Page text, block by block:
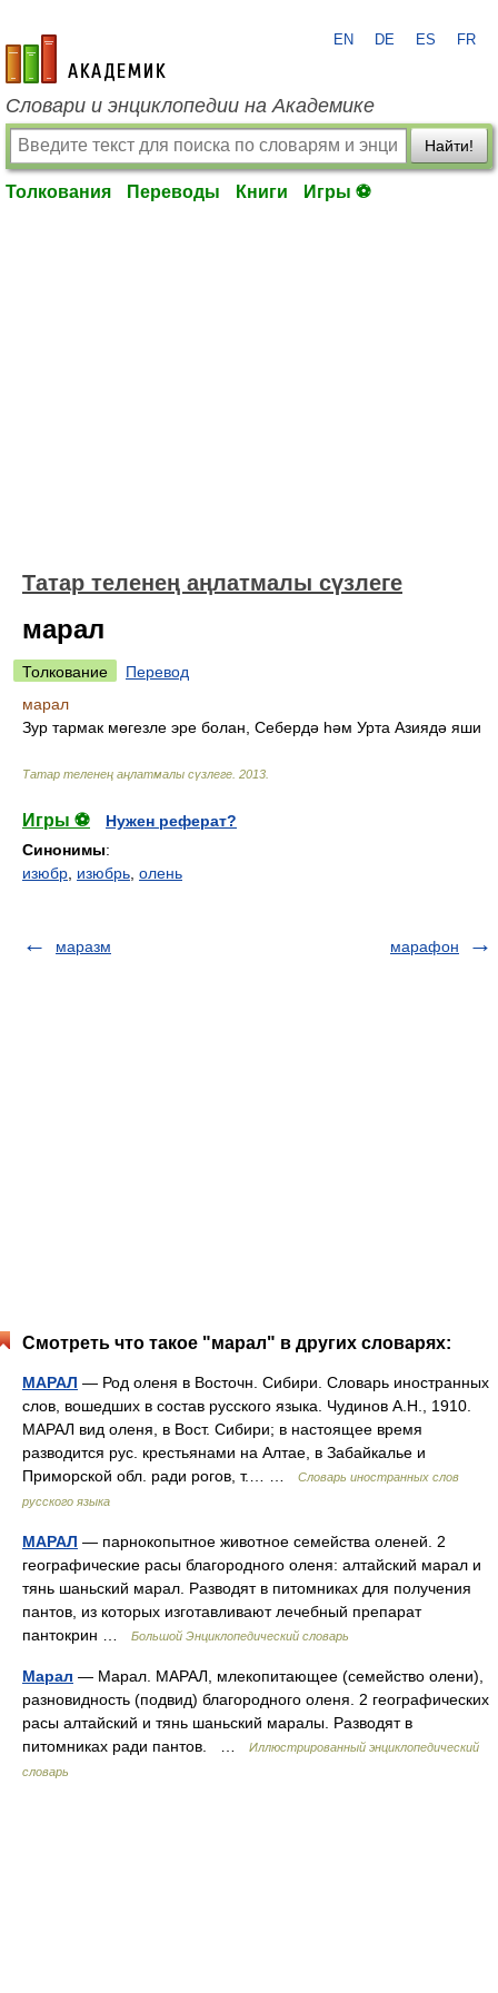
academic.ru
EN DE ES FR
Словари и энциклопедии на Академике
Найти!
Толкования Переводы Книги Игры ⚽
Татар теленең аңлатмалы сүзлеге
марал
Толкование
Перевод
марал
Зур тармак мөгезле эре болан, Себердә һәм Урта Азиядә яши
Татар теленең аңлатмалы сүзлеге 2013
Игры ⚽
Нужен реферат?
Синонимы:
изюбр изюбрь олень
маразм марафон
Смотреть что такое "марал" в других словарях:
МАРАЛ — Род оленя в Восточн. Сибири. Словарь иностранных
слов, вошедших в состав русского языка. Чудинов А.Н., 1910.
МАРАЛ вид оленя, в Вост. Сибири; в настоящее время
разводится рус. крестьянами на Алтае, в Забайкалье и
Приморской обл. ради рогов, т.… …
Словарь иностранных слов
русского языка
МАРАЛ — парнокопытное животное семейства оленей. 2
географические расы благородного оленя: алтайский марал и
тянь шаньский марал. Разводят в питомниках для получения
пантов, из которых изготавливают лечебный препарат
пантокрин …
Большой Энциклопедический словарь
Марал — Марал. МАРАЛ, млекопитающее (семейство олени),
разновидность (подвид) благородного оленя. 2 географических
расы алтайский и тянь шаньский маралы. Разводят в
питомниках ради пантов. …
Иллюстрированный энциклопедический
словарь